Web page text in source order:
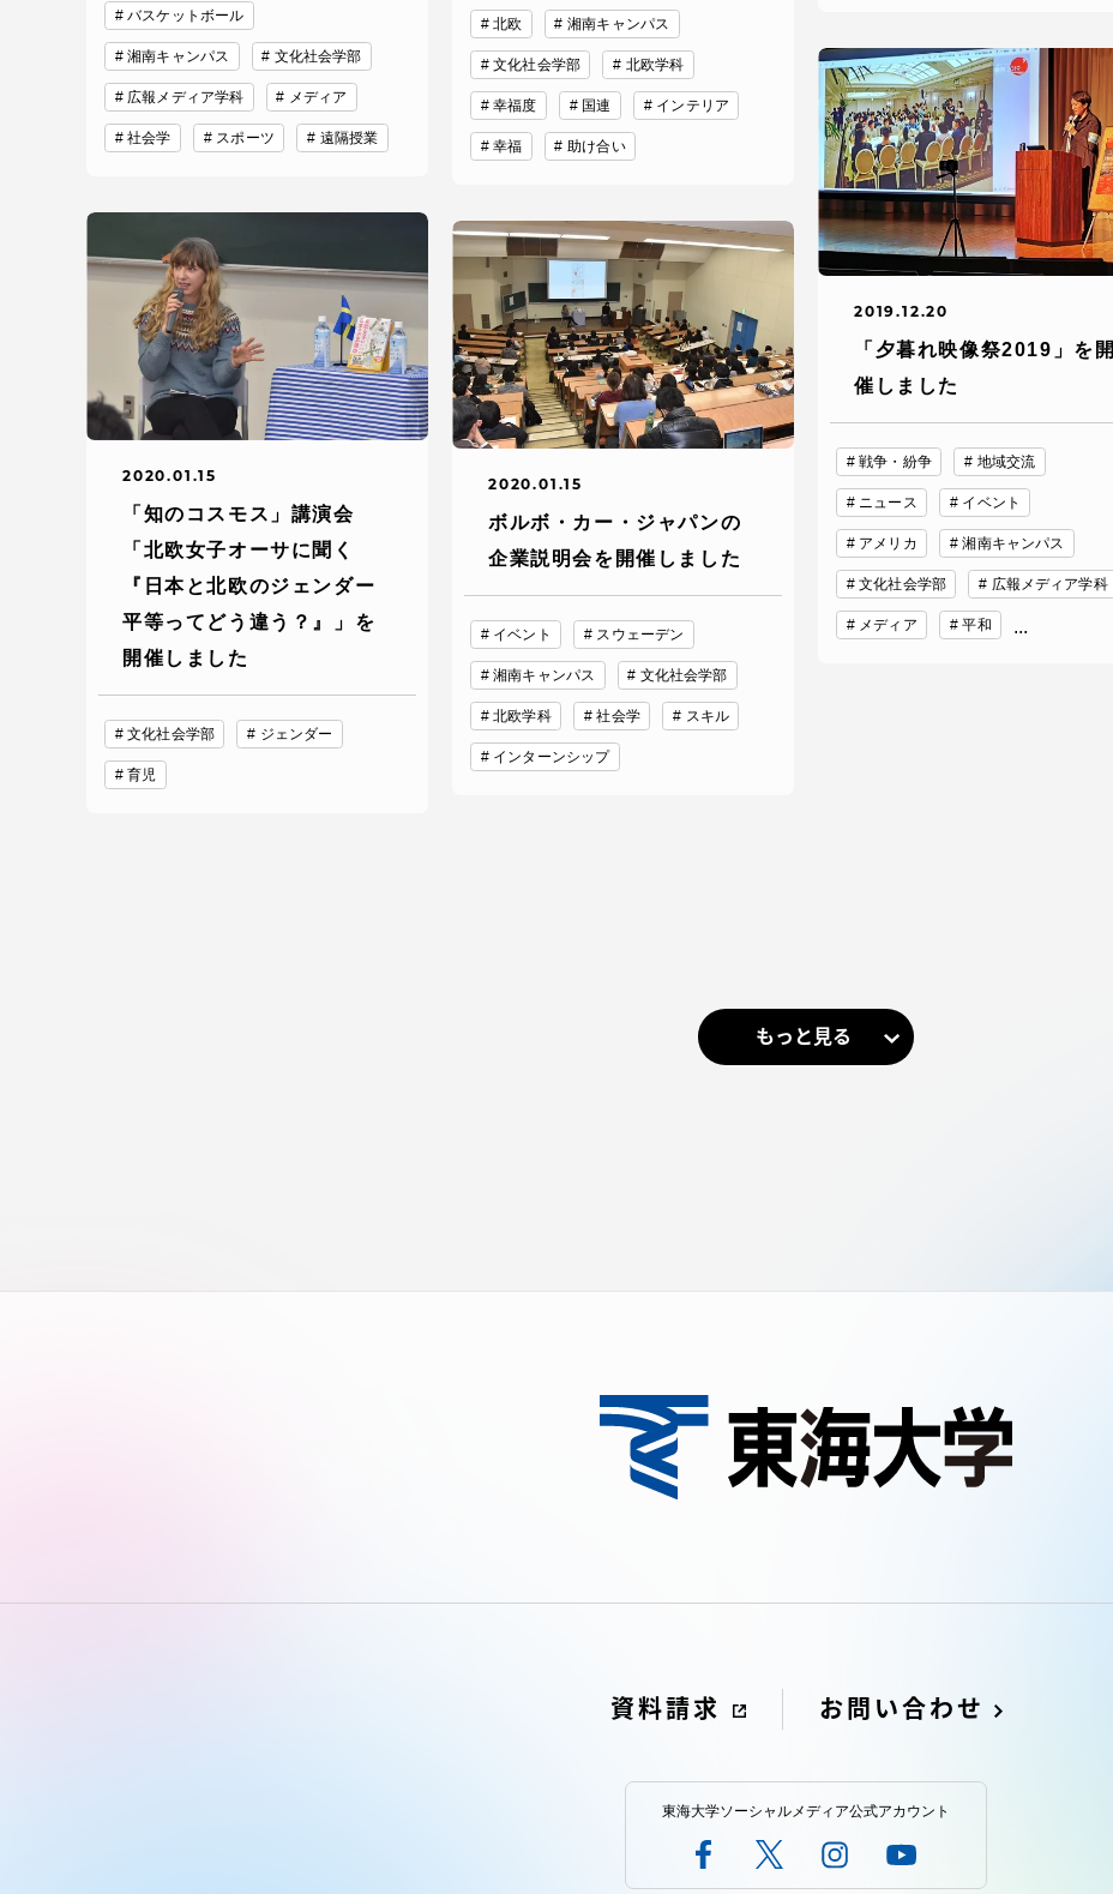
バスケットボール
湘南キャンパス 文化社会学部
広報メディア学科 メディア
社会学 スポーツ 遠隔授業
北欧 湘南キャンパス
文化社会学部 北欧学科
幸福度 国連 インテリア
幸福 助け合い
2020.01.15
「知のコスモス」講演会
「北欧女子オーサに聞く
『日本と北欧のジェンダー
平等ってどう違う？』」を
開催しました
文化社会学部 ジェンダー
育児
2020.01.15
ボルボ・カー・ジャパンの
企業説明会を開催しました
イベント スウェーデン
湘南キャンパス 文化社会学部
北欧学科 社会学 スキル
インターンシップ
2019.12.20
「夕暮れ映像祭2019」を開
催しました
戦争・紛争 地域交流
ニュース イベント
アメリカ 湘南キャンパス
文化社会学部 広報メディア学科
メディア 平和 ...
もっと見る
資料請求 お問い合わせ
東海大学ソーシャルメディア公式アカウント
アクセス情報
品川キャンパス 湘南キャンパス 伊勢原キャンパス
阿蘇くまもと
臨空キャンパス
札幌キャンパス
TOKAIスポーツ ニュースリリース
アンケート
及び養成する人材
お問い合わせ 在学生・保護者向けポータル（TIPS）